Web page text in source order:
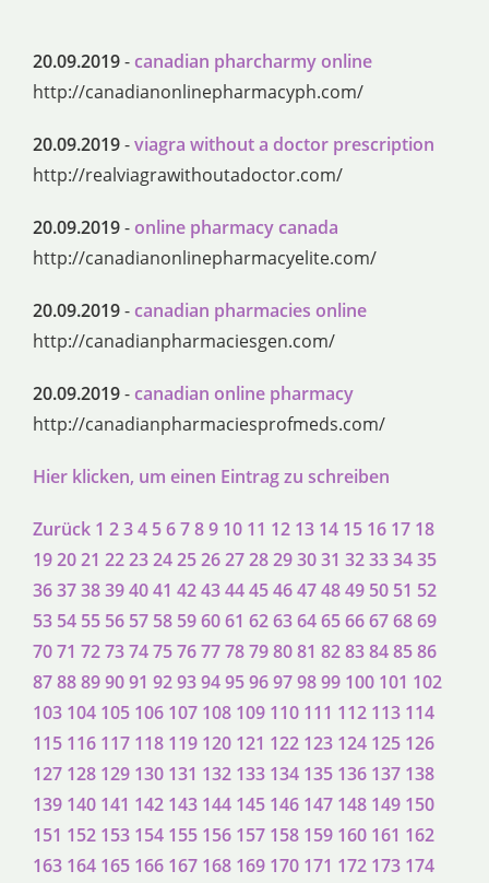
20.09.2019-canadian pharcharmy online
http://canadianonlinepharmacyph.com/
20.09.2019-viagra without a doctor prescription
http://realviagrawithoutadoctor.com/
20.09.2019-online pharmacy canada
http://canadianonlinepharmacyelite.com/
20.09.2019-canadian pharmacies online
http://canadianpharmaciesgen.com/
20.09.2019-canadian online pharmacy
http://canadianpharmaciesprofmeds.com/
Hier klicken, um einen Eintrag zu schreiben
Zurück 1 234 56789 10 11 12 13 14 15 16 17 18
192021 22232425262728293031 32333435
363738394041 4243444546474849 50 51 52
53 54 55 56 57 58 596061 6263646566676869
7071 72737475767778798081 8283848586
8788899091 9293949596979899 100 101 102
103 104 105 106 107 108 109 110 111 112 113 114
115 116 117 118 119 120 121 122 123 124 125 126
127 128 129 130 131 132 133 134 135 136 137 138
139 140 141 142 143 144 145 146 147 148 149 150
151 152 153 154 155 156 157 158 159 160 161 162
163 164 165 166 167 168 169 170 171 172 173 174